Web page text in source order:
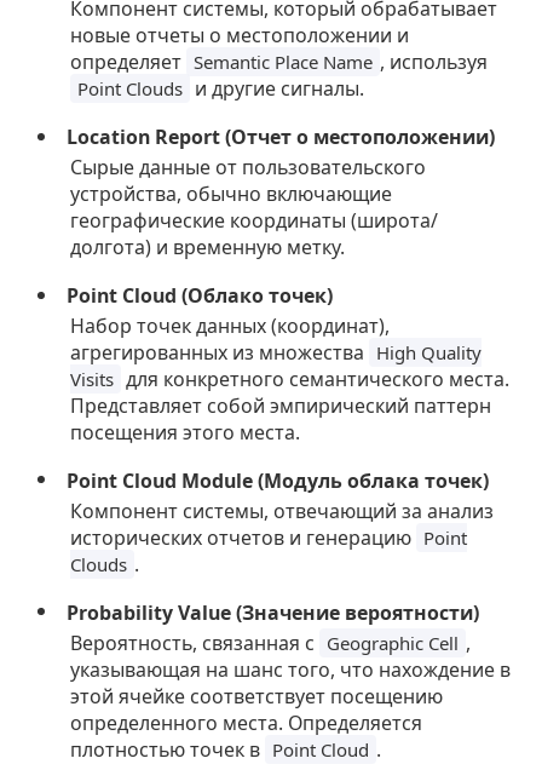
Компонент системы, который обрабатывает
новые отчеты о местоположении и
определяет Semantic Place Name , используя
Point Clouds и другие сигналы.
Location Report (Отчет о местоположении)
Сырые данные от пользовательского
устройства, обычно включающие
географические координаты (широта/
долгота) и временную метку.
Point Cloud (Облако точек)
Набор точек данных (координат),
агрегированных из множества High Quality
Visits для конкретного семантического места.
Представляет собой эмпирический паттерн
посещения этого места.
Point Cloud Module (Модуль облака точек)
Компонент системы, отвечающий за анализ
исторических отчетов и генерацию Point
Clouds .
Probability Value (Значение вероятности)
Вероятность, связанная с Geographic Cell ,
указывающая на шанс того, что нахождение в
этой ячейке соответствует посещению
определенного места. Определяется
плотностью точек в Point Cloud .